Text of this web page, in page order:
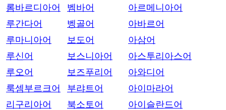
롬바르디아어
루간다어
루마니아어
루신어
루오어
룩셈부르크어
리구리아어
벰바어
벵골어
보도어
보스니아어
보즈푸리어
부랴트어
북소토어
아르메니아어
아바르어
아삼어
아스투리아스어
아와디어
아이마라어
아이슬란드어